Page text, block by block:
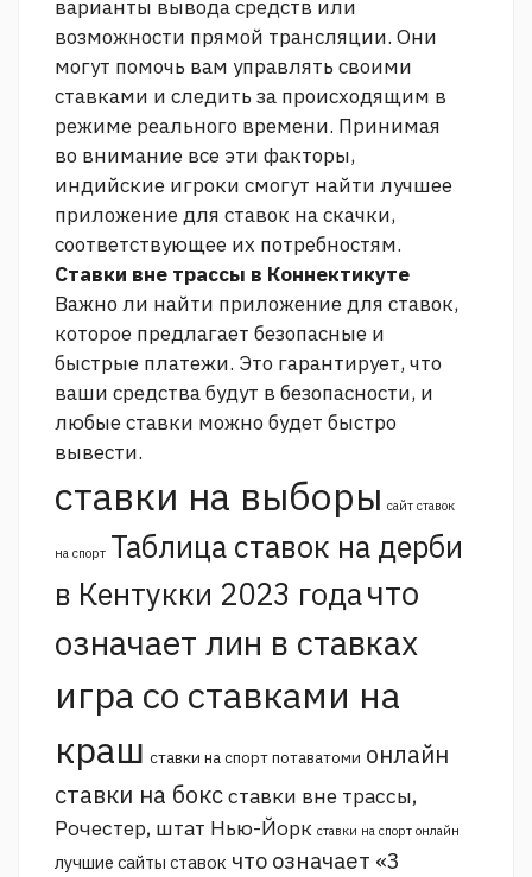
варианты вывода средств или
возможности прямой трансляции. Они
могут помочь вам управлять своими
ставками и следить за происходящим в
режиме реального времени. Принимая
во внимание все эти факторы,
индийские игроки смогут найти лучшее
приложение для ставок на скачки,
соответствующее их потребностям.
Ставки вне трассы в Коннектикуте
Важно ли найти приложение для ставок,
которое предлагает безопасные и
быстрые платежи. Это гарантирует, что
ваши средства будут в безопасности, и
любые ставки можно будет быстро
вывести.
ставки на выборы сайт ставок
на спорт Таблица ставок на дерби
в Кентукки 2023 годачто
означает лин в ставках
игра со ставками на
краш ставки на спорт потаватоми онлайн
ставки на боксставки вне трассы,
Рочестер, штат Нью-Йорк ставки на спорт онлайн
лучшие сайты ставок что означает «3